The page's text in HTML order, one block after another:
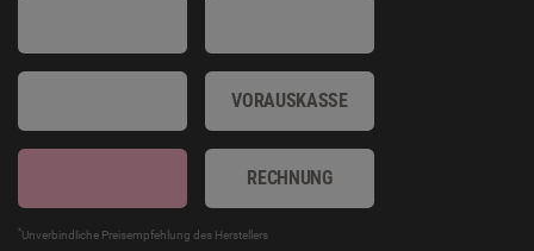
VORAUSKASSE
RECHNUNG
*Unverbindliche Preisempfehlung des Herstellers